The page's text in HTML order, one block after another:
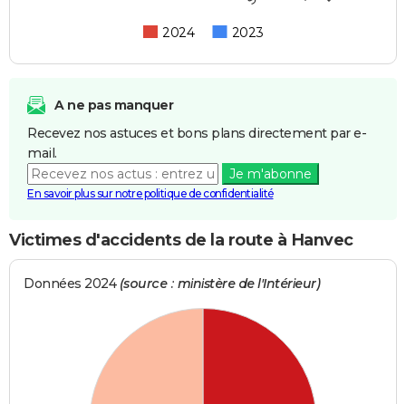
2024 2023
A ne pas manquer
Recevez nos astuces et bons plans directement par e-
mail.
Je m'abonne
En savoir plus sur notre politique de confidentialité
Victimes d'accidents de la route à Hanvec
Données 2024 (source : ministère de l'Intérieur)